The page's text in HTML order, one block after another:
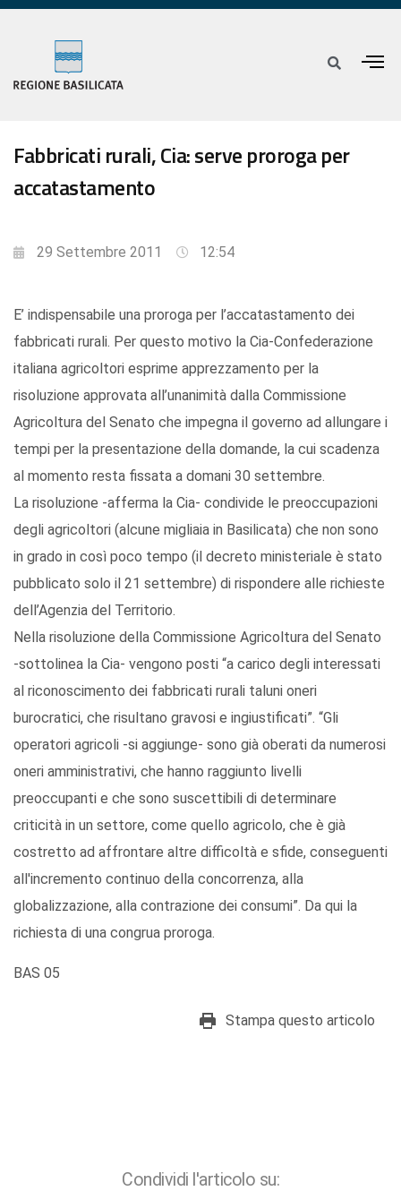
Fabbricati rurali, Cia: serve proroga per
accatastamento
29 Settembre 2011 12:54
E’ indispensabile una proroga per l’accatastamento dei
fabbricati rurali. Per questo motivo la Cia-Confederazione
italiana agricoltori esprime apprezzamento per la
risoluzione approvata all’unanimità dalla Commissione
Agricoltura del Senato che impegna il governo ad allungare i
tempi per la presentazione della domande, la cui scadenza
al momento resta fissata a domani 30 settembre.
La risoluzione -afferma la Cia- condivide le preoccupazioni
degli agricoltori (alcune migliaia in Basilicata) che non sono
in grado in così poco tempo (il decreto ministeriale è stato
pubblicato solo il 21 settembre) di rispondere alle richieste
dell’Agenzia del Territorio.
Nella risoluzione della Commissione Agricoltura del Senato
-sottolinea la Cia- vengono posti “a carico degli interessati
al riconoscimento dei fabbricati rurali taluni oneri
burocratici, che risultano gravosi e ingiustificati”. “Gli
operatori agricoli -si aggiunge- sono già oberati da numerosi
oneri amministrativi, che hanno raggiunto livelli
preoccupanti e che sono suscettibili di determinare
criticità in un settore, come quello agricolo, che è già
costretto ad affrontare altre difficoltà e sfide, conseguenti
all'incremento continuo della concorrenza, alla
globalizzazione, alla contrazione dei consumi”. Da qui la
richiesta di una congrua proroga.
BAS 05
Stampa questo articolo
Condividi l'articolo su: